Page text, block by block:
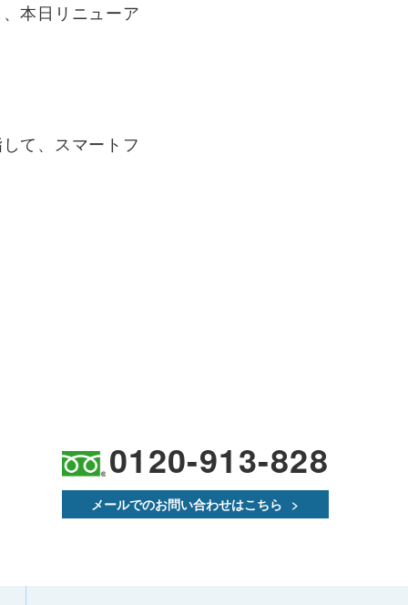
本日リニューア
て、スマートフ
0120-913-828
メールでのお問い合わせはこちら